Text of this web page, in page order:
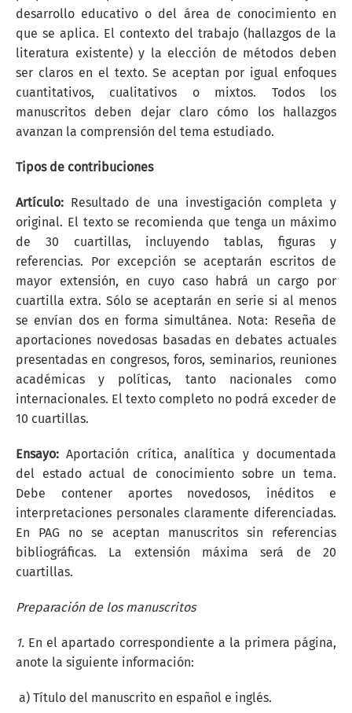
desarrollo educativo o del área de conocimiento en
que se aplica. El contexto del trabajo (hallazgos de la
literatura existente) y la elección de métodos deben
ser claros en el texto. Se aceptan por igual enfoques
cuantitativos, cualitativos o mixtos. Todos los
manuscritos deben dejar claro cómo los hallazgos
avanzan la comprensión del tema estudiado.
Tipos de contribuciones
Artículo: Resultado de una investigación completa y
original. El texto se recomienda que tenga un máximo
de 30 cuartillas, incluyendo tablas, figuras y
referencias. Por excepción se aceptarán escritos de
mayor extensión, en cuyo caso habrá un cargo por
cuartilla extra. Sólo se aceptarán en serie si al menos
se envían dos en forma simultánea. Nota: Reseña de
aportaciones novedosas basadas en debates actuales
presentadas en congresos, foros, seminarios, reuniones
académicas y políticas, tanto nacionales como
internacionales. El texto completo no podrá exceder de
10 cuartillas.
Ensayo: Aportación crítica, analítica y documentada
del estado actual de conocimiento sobre un tema.
Debe contener aportes novedosos, inéditos e
interpretaciones personales claramente diferenciadas.
En PAG no se aceptan manuscritos sin referencias
bibliográficas. La extensión máxima será de 20
cuartillas.
Preparación de los manuscritos
1. En el apartado correspondiente a la primera página,
anote la siguiente información:
a) Título del manuscrito en español e inglés.